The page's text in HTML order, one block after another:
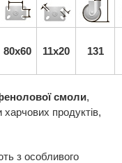
80x60 11х20 131
смоли,
продуктів,
з особливого